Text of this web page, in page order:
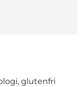
glutenfri